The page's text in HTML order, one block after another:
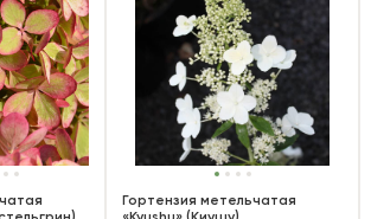
Гортензия метельчатая